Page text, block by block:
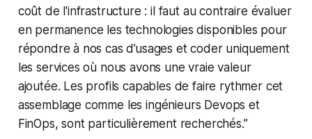
coût de l'infrastructure : il faut au contraire évaluer
en permanence les technologies disponibles pour
répondre à nos cas d’usages et coder uniquement
les services où nous avons une vraie valeur
ajoutée. Les profils capables de faire rythmer cet
assemblage comme les ingénieurs Devops et
FinOps, sont particulièrement recherchés.”